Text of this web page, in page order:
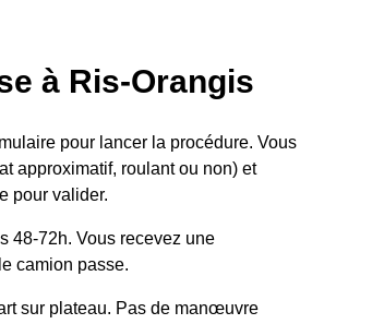
à Ris-Orangis
pour lancer la procédure. Vous
approximatif, roulant ou non) et
pour valider.
48-72h. Vous recevez une
camion passe.
sur plateau. Pas de manœuvre